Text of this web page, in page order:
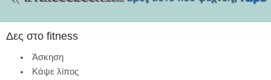
Δες στο fitness
Άσκηση
Κάψε λίπος